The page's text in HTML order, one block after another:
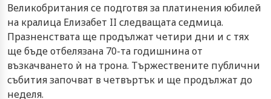
Великобритания се подготвя за платинения юбилей
на кралица Елизабет II следващата седмица.
Празненствата ще продължат четири дни и с тях
ще бъде отбелязана 70-та годишнина от
възкачването ѝ на трона. Тържествените публични
събития започват в четвъртък и ще продължат до
неделя.